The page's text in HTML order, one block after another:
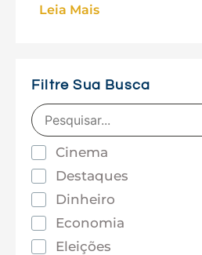
Leia Mais
Filtre Sua Busca
Cinema
Destaques
Dinheiro
Economia
Eleições